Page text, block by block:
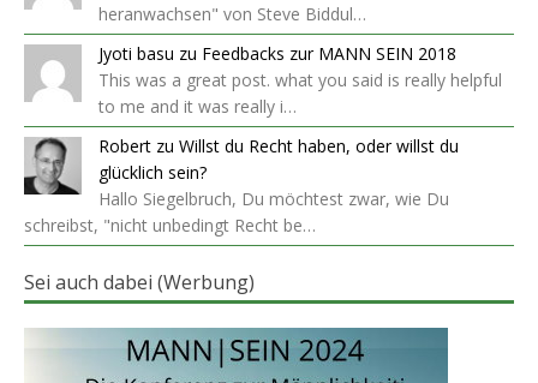
heranwachsen" von Steve Biddul…
Jyoti basu zu Feedbacks zur MANN SEIN 2018
This was a great post. what you said is really helpful
to me and it was really i…
Robert zu Willst du Recht haben, oder willst du
glücklich sein?
Hallo Siegelbruch, Du möchtest zwar, wie Du
schreibst, "nicht unbedingt Recht be…
Sei auch dabei (Werbung)